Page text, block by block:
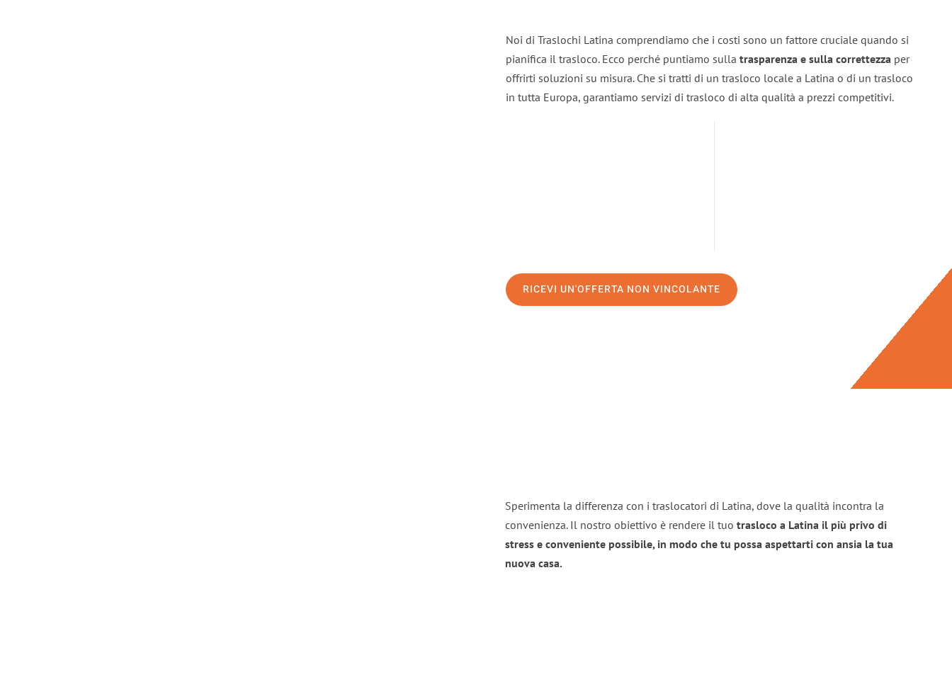
Noi di Traslochi Latina comprendiamo che i costi sono un fattore cruciale quando si
pianifica il trasloco. Ecco perché puntiamo sulla trasparenza e sulla correttezza per
offrirti soluzioni su misura. Che si tratti di un trasloco locale a Latina o di un trasloco
in tutta Europa, garantiamo servizi di trasloco di alta qualità a prezzi competitivi.
RICEVI UN'OFFERTA NON VINCOLANTE
Sperimenta la differenza con i traslocatori di Latina, dove la qualità incontra la
convenienza. Il nostro obiettivo è rendere il tuo trasloco a Latina il più privo di
stress e conveniente possibile, in modo che tu possa aspettarti con ansia la tua
nuova casa.